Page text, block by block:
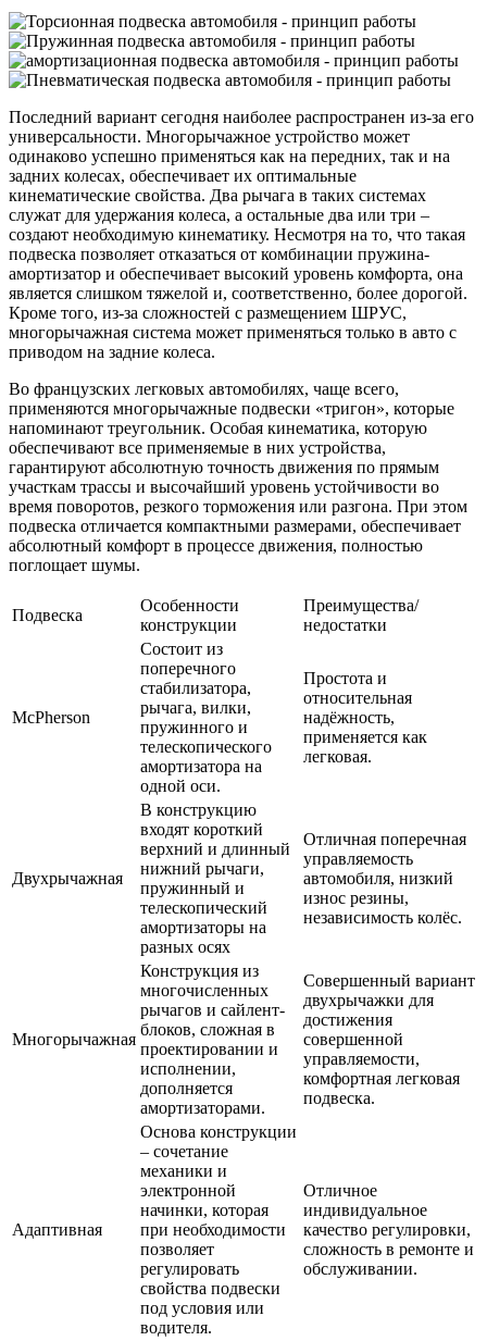
Последний вариант сегодня наиболее распространен из-за его
универсальности. Многорычажное устройство может
одинаково успешно применяться как на передних, так и на
задних колесах, обеспечивает их оптимальные
кинематические свойства. Два рычага в таких системах
служат для удержания колеса, а остальные два или три –
создают необходимую кинематику. Несмотря на то, что такая
подвеска позволяет отказаться от комбинации пружина-
амортизатор и обеспечивает высокий уровень комфорта, она
является слишком тяжелой и, соответственно, более дорогой.
Кроме того, из-за сложностей с размещением ШРУС,
многорычажная система может применяться только в авто с
приводом на задние колеса.
Во французских легковых автомобилях, чаще всего,
применяются многорычажные подвески «тригон», которые
напоминают треугольник. Особая кинематика, которую
обеспечивают все применяемые в них устройства,
гарантируют абсолютную точность движения по прямым
участкам трассы и высочайший уровень устойчивости во
время поворотов, резкого торможения или разгона. При этом
подвеска отличается компактными размерами, обеспечивает
абсолютный комфорт в процессе движения, полностью
поглощает шумы.
Подвеска
Особенности
конструкции
Преимущества/
недостатки
McPherson
Состоит из
поперечного
стабилизатора,
рычага, вилки,
пружинного и
телескопического
амортизатора на
одной оси.
Простота и
относительная
надёжность,
применяется как
легковая.
Двухрычажная
В конструкцию
входят короткий
верхний и длинный
нижний рычаги,
пружинный и
телескопический
амортизаторы на
разных осях
Отличная поперечная
управляемость
автомобиля, низкий
износ резины,
независимость колёс.
Многорычажная
Конструкция из
многочисленных
рычагов и сайлент-
блоков, сложная в
проектировании и
исполнении,
дополняется
амортизаторами.
Совершенный вариант
двухрычажки для
достижения
совершенной
управляемости,
комфортная легковая
подвеска.
Адаптивная
Основа конструкции
– сочетание
механики и
электронной
начинки, которая
при необходимости
позволяет
регулировать
свойства подвески
под условия или
водителя.
Отличное
индивидуальное
качество регулировки,
сложность в ремонте и
обслуживании.